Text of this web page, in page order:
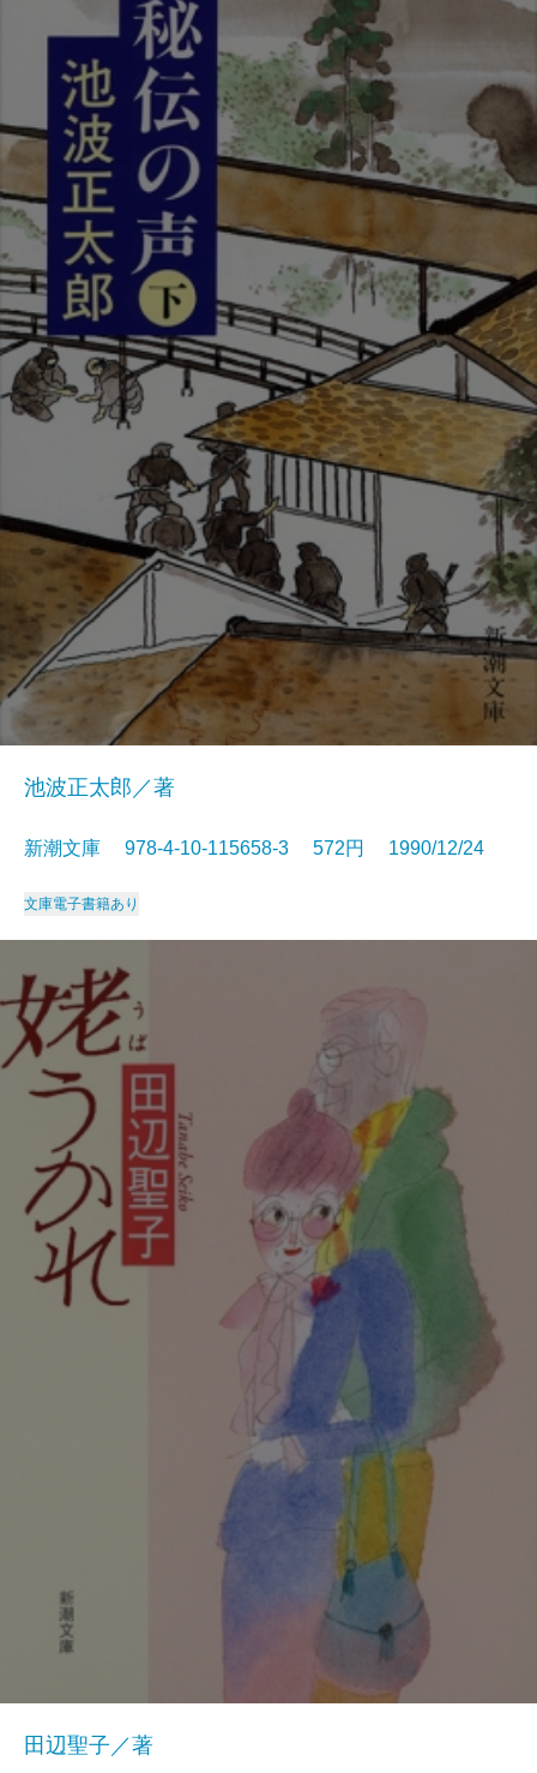
池波正太郎／著
新潮文庫 978-4-10-115658-3 572円 1990/12/24
文庫電子書籍あり
田辺聖子／著